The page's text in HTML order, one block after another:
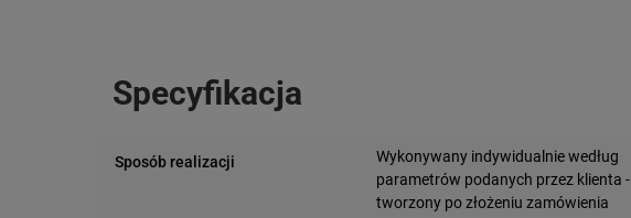
Specyfikacja
Sposób realizacji
Wykonywany indywidualnie według
parametrów podanych przez klienta -
tworzony po złożeniu zamówienia